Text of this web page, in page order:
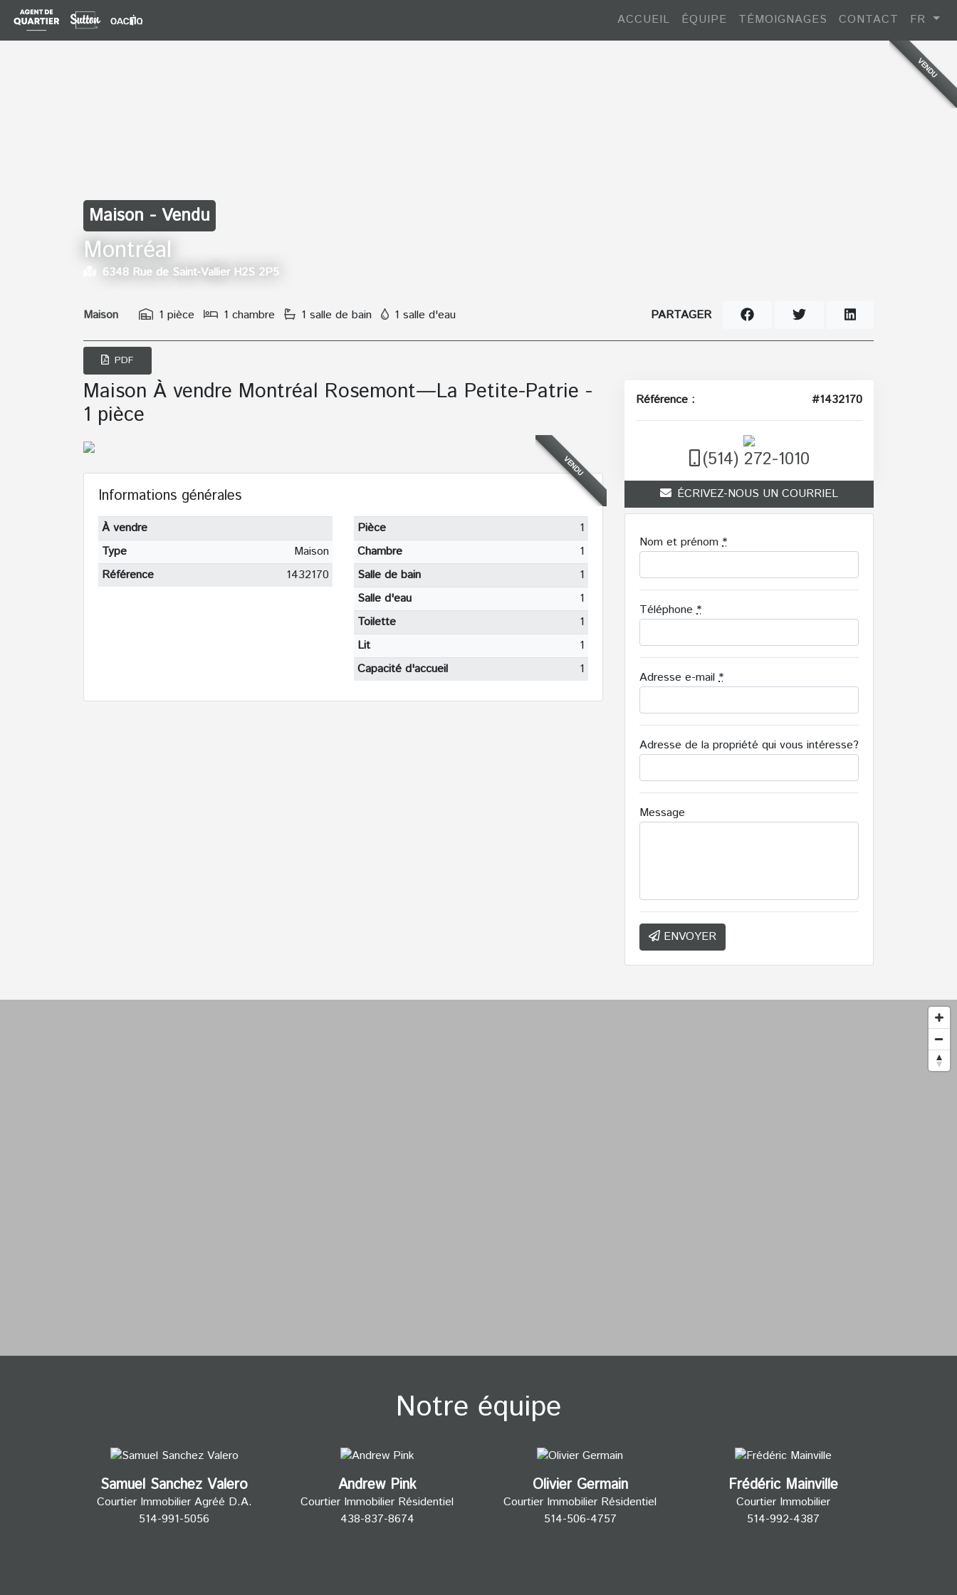
ACCUEIL ÉQUIPE TÉMOIGNAGES CONTACT FR
VENDU
Maison - Vendu
Montréal
6348 Rue de Saint-Vallier H2S 2P5
Maison 1 pièce 1 chambre 1 salle de bain 1 salle d'eau PARTAGER
PDF
Maison À vendre Montréal Rosemont—La Petite-Patrie -
1 pièce
VENDU
Informations générales
À vendre
Type
Maison
Référence
1432170
Pièce
1
Chambre
1
Salle de bain
1
Salle d'eau
1
Toilette
1
Lit
1
Capacité d'accueil
1
Référence : #1432170
(514) 272-1010
ÉCRIVEZ-NOUS UN COURRIEL
Nom et prénom *
Téléphone *
Adresse e-mail *
Adresse de la propriété qui vous intéresse?
Message
ENVOYER
Notre équipe
Samuel Sanchez Valero
Courtier Immobilier Agréé D.A.
514-991-5056
Andrew Pink
Courtier Immobilier Résidentiel
438-837-8674
Olivier Germain
Courtier Immobilier Résidentiel
514-506-4757
Frédéric Mainville
Courtier Immobilier
514-992-4387